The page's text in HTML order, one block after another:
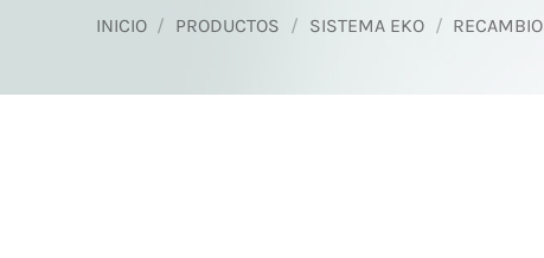
INICIO / PRODUCTOS / SISTEMA EKO /